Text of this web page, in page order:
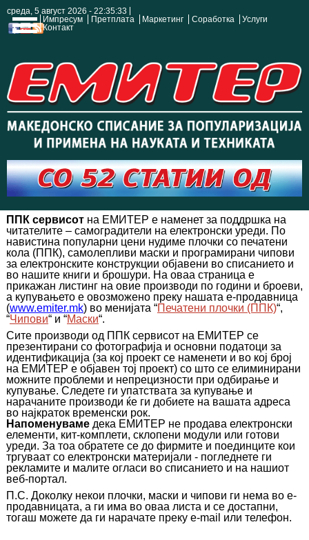
среда, 5 август 2026 - 22:35:34
Импресум
Претплата Маркетинг Соработка
Услуги
Контакт
ППК сервисот на ЕМИТЕР е наменет за поддршка на
читателите – самоградители на електронски уреди. По
навистина популарни цени нудиме плочки со печатени
кола (ППК), самолепливи маски и програмирани чипови
за електронските конструкции објавени во списанието и
во нашите книги и брошури. На оваа страница е
прикажан листинг на овие производи по години и броеви,
а купувањето е овозможено преку нашата е-продавница
(www.emiter.mk) во менијата “Печатени плочки (ППК)“,
“Чипови“ и “Маски“.
Сите производи од ППК сервисот на ЕМИТЕР се
презентирани со фотографија и основни податоци за
идентификација (за кој проект се наменети и во кој број
на ЕМИТЕР е објавен тој проект) со што се елиминирани
можните проблеми и непрецизности при одбирање и
купување. Следете ги упатствата за купување и
нарачаните производи ќе ги добиете на вашата адреса
во најкраток временски рок.
Напоменуваме дека ЕМИТЕР не продава електронски
елементи, кит-комплети, склопени модули или готови
уреди. За тоа обратете се до фирмите и поединците кои
тргуваат со електронски материјали - погледнете ги
рекламите и малите огласи во списанието и на нашиот
веб-портал.
П.С. Доколку некои плочки, маски и чипови ги нема во е-
продавницата, а ги има во оваа листа и се достапни,
тогаш можете да ги нарачате преку e-mail или телефон.